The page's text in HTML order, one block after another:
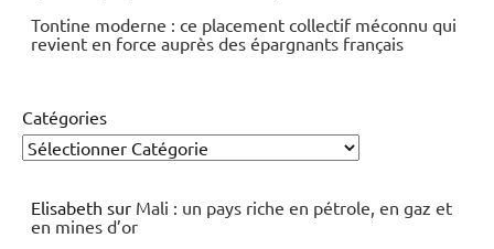
Tontine moderne : ce placement collectif méconnu qui
revient en force auprès des épargnants français
Catégories
Elisabeth sur Mali : un pays riche en pétrole, en gaz et
en mines d’or